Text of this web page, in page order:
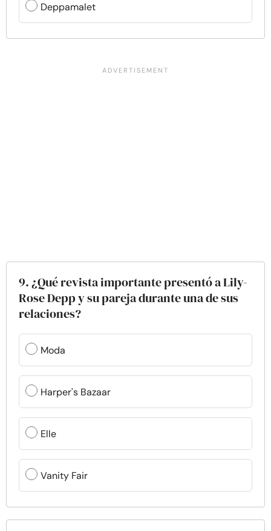
Deppamalet
9. ¿Qué revista importante presentó a Lily-
Rose Depp y su pareja durante una de sus
relaciones?
Moda
Harper's Bazaar
Elle
Vanity Fair